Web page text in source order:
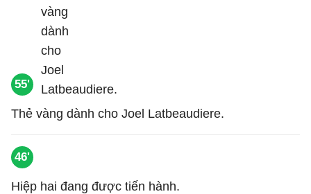
55'
Thẻ vàng dành cho Joel Latbeaudiere.
46'
Hiệp hai đang được tiến hành.